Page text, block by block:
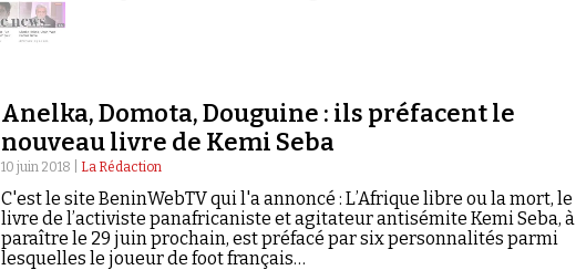
Anelka, Domota, Douguine : ils préfacent le
nouveau livre de Kemi Seba
10 juin 2018 | La Rédaction
C'est le site BeninWebTV qui l'a annoncé : L’Afrique libre ou la mort, le
livre de l’activiste panafricaniste et agitateur antisémite Kemi Seba, à
paraître le 29 juin prochain, est préfacé par six personnalités parmi
lesquelles le joueur de foot français…